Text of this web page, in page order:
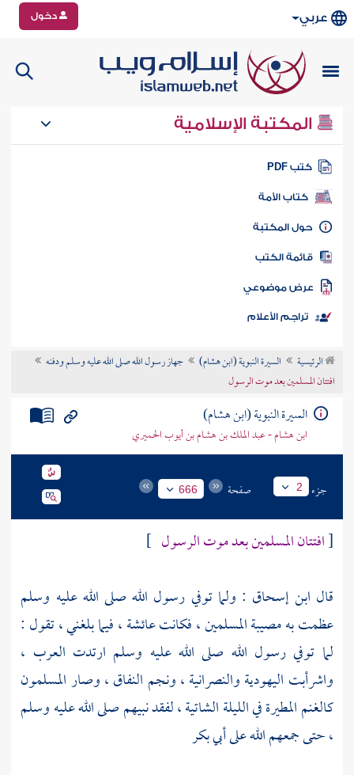
عربي دخول
المكتبة الإسلامية
كتب PDF
كتاب الأمة
المكتبة
الكتب
موضوعي
تراجم الأعلام
الرئيسية السيرة النبوية (ابن هشام)
جهاز رسول الله صلى الله عليه وسلم ودفنه
افتتان المسلمين بعد موت الرسول
السيرة النبوية (ابن هشام)
ابن هشام - عبد الملك بن هشام بن أيوب الحميري
جزء 2 صفحة 666
[افتتان المسلمين بعد موت الرسول ]
قال ابن إسحاق : ولما توفي رسول الله صلى الله عليه وسلم
عظمت به مصيبة المسلمين ، فكانتعائشة، فيما بلغني ، تقول :
لما توفي رسول الله صلى الله عليه وسلم ارتدت العرب ،
واشرأبت اليهودية والنصرانية ، ونجم النفاق ، وصار المسلمون
كالغنم المطيرة في الليلة الشاتية ، لفقد نبيهم صلى الله عليه وسلم
، حتى جمعهم الله علىأبي بكر